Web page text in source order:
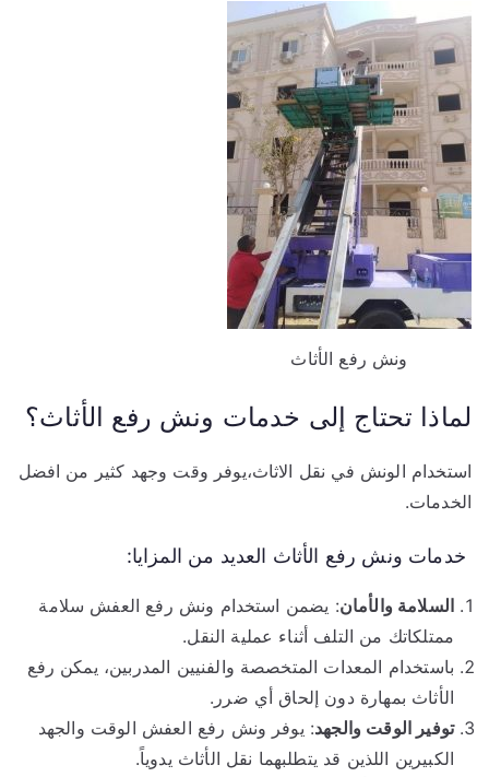
ونش رفع الأثاث
لماذا تحتاج إلى خدمات ونش رفع الأثاث؟
استخدام الونش في نقل الاثاث،يوفر وقت وجهد كثير من افضل
الخدمات.
خدمات ونش رفع الأثاث العديد من المزايا:
السلامة والأمان: يضمن استخدام ونش رفع العفش سلامة
ممتلكاتك من التلف أثناء عملية النقل.
باستخدام المعدات المتخصصة والفنيين المدربين، يمكن رفع
الأثاث بمهارة دون إلحاق أي ضرر.
توفير الوقت والجهد: يوفر ونش رفع العفش الوقت والجهد
الكبيرين اللذين قد يتطلبهما نقل الأثاث يدوياً.